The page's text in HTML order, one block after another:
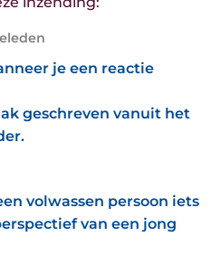
je een reactie
geschreven vanuit het
volwassen persoon iets
van een jong